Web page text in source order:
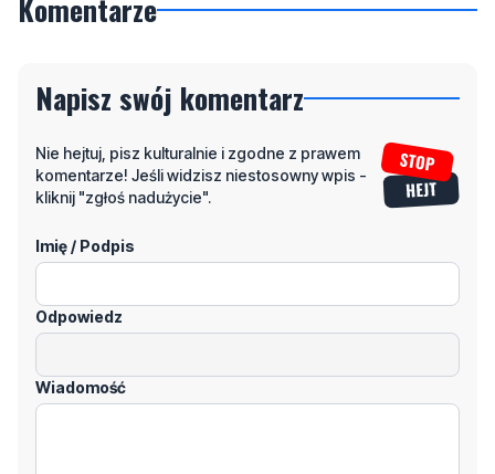
Komentarze
Napisz swój komentarz
Nie hejtuj, pisz kulturalnie i zgodne z prawem
komentarze! Jeśli widzisz niestosowny wpis -
kliknij "zgłoś nadużycie".
Imię / Podpis
Odpowiedz
Wiadomość